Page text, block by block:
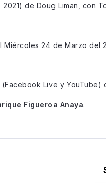
2021) de Doug Liman, con
24 de Marzo del
Live y YouTube)
Figueroa Anaya.